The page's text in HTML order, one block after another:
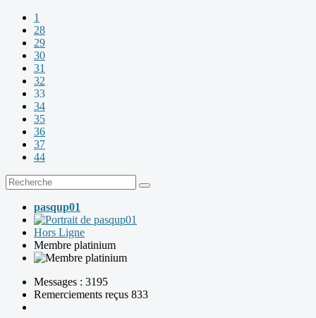
1
28
29
30
31
32
33
34
35
36
37
44
pasqup01
Hors Ligne
Membre platinium
Messages : 3195
Remerciements reçus 833